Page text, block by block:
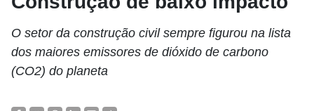
O setor da construção civil sempre figurou na lista
dos maiores emissores de dióxido de carbono
(CO2) do planeta